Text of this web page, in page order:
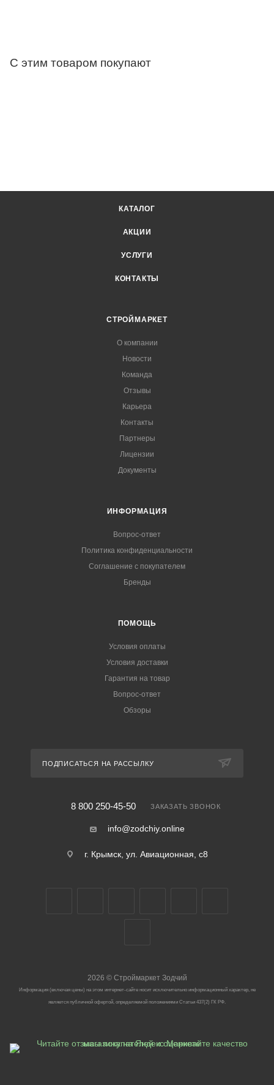
С этим товаром покупают
КАТАЛОГ
АКЦИИ
УСЛУГИ
КОНТАКТЫ
СТРОЙМАРКЕТ
О компании
Новости
Команда
Отзывы
Карьера
Контакты
Партнеры
Лицензии
Документы
ИНФОРМАЦИЯ
Вопрос-ответ
Политика конфиденциальности
Соглашение с покупателем
Бренды
ПОМОЩЬ
Условия оплаты
Условия доставки
Гарантия на товар
Вопрос-ответ
Обзоры
ПОДПИСАТЬСЯ НА РАССЫЛКУ
8 800 250-45-50 ЗАКАЗАТЬ ЗВОНОК
info@zodchiy.online
г. Крымск, ул. Авиационная, с8
2026 ©Строймаркет Зодчий
Информация (включая цены) на этом интернет-сайте носит исключительно информационный характер, не
является публичной офертой, определяемой положениями Статьи 437(2) ГК РФ.